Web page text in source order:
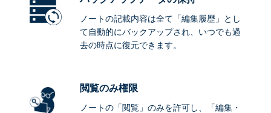
ノートの記載内容は全て「編集履歴」とし
て自動的にバックアップされ、いつでも過
去の時点に復元できます。
閲覧のみ権限
ノートの「閲覧」のみを許可し、「編集・